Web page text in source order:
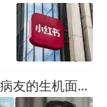
蔡磊最新发声：在几十万病友的生机面前，我个人的面子和尊严已经不值一提了，即使倒在黎明前，也要把路铺好